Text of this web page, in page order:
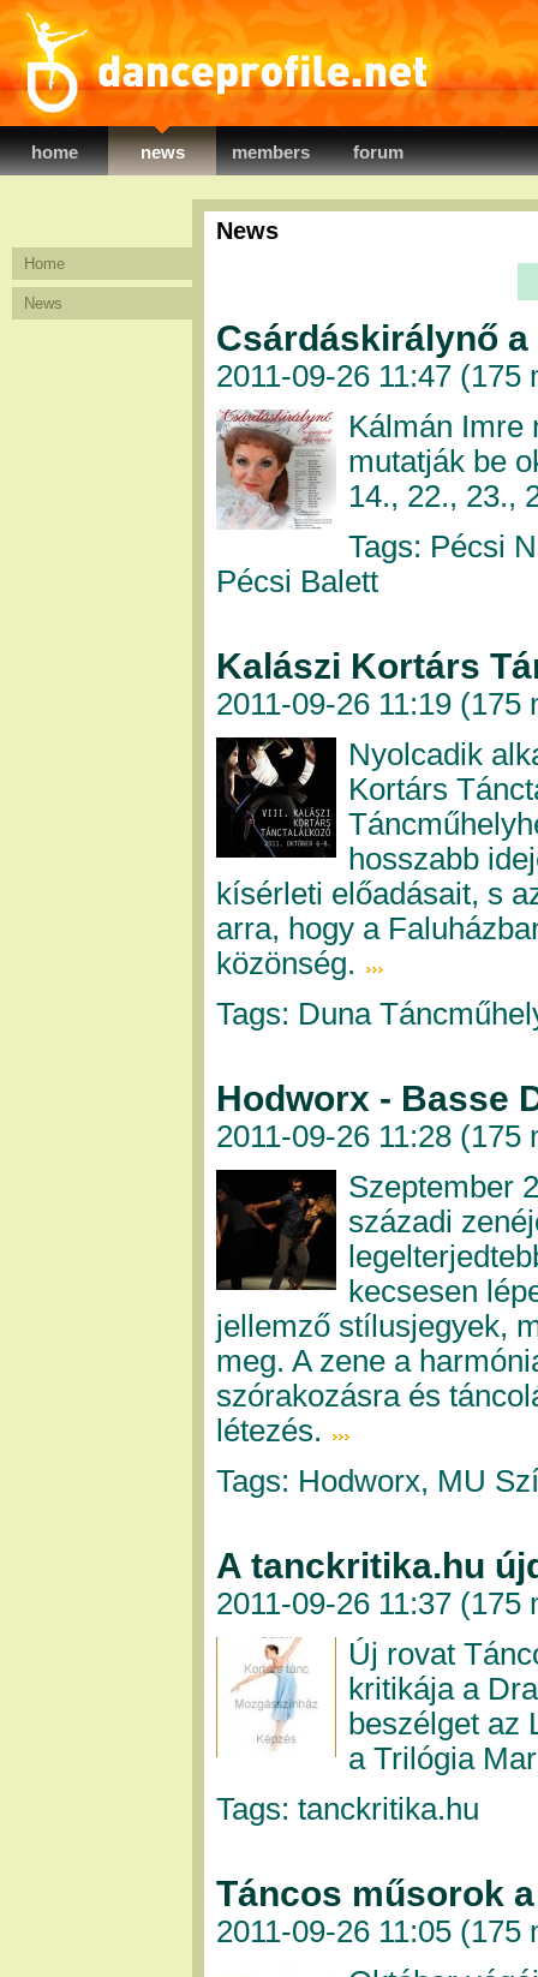
danceprofile.net
home news members forum
Home
News
News
Csárdáskirálynő a
2011-09-26 11:47 (175
Kálmán Imre
mutatják be
14., 22., 23.,
Tags: Pécsi
Pécsi Balett
Kalászi Kortárs
2011-09-26 11:19 (175
Nyolcadik
Kortárs
hosszabb
kísérleti előadásait, s
arra, hogy a
közönség.
Tags: Duna
Hodworx - Basse
2011-09-26 11:28 (175
Szeptember
századi
kecsesen
jellemző stílusjegyek,
meg. A zene a
szórakozásra és
létezés.
Tags: Hodworx, MU
A tanckritika.hu
2011-09-26 11:37 (175
Új rovat
kritikája a
beszélget az
a Trilógia
Tags: tanckritika.hu
Táncos műsorok
2011-09-26 11:05 (175